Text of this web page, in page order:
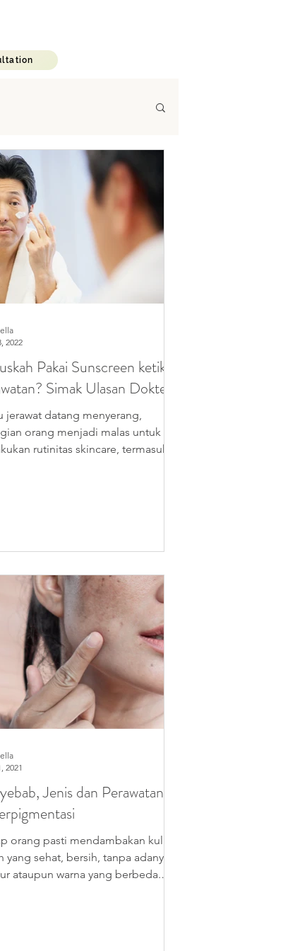
Pakai Sunscreen ketika
Simak Ulasan Dokter
jerawat datang menyerang,
orang menjadi malas untuk
rutinitas skincare, termasuk
2022
Jenis dan Perawatan
orang pasti mendambakan kulit
yang sehat, bersih, tanpa adanya
ataupun warna yang berbeda.
2021